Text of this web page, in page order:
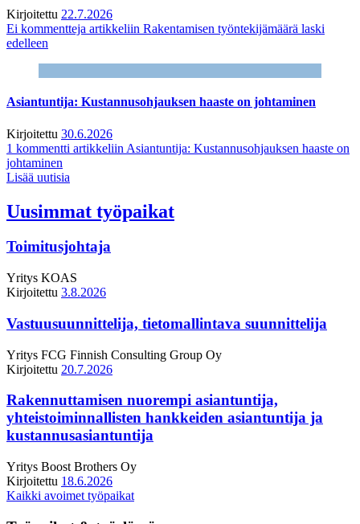
Kirjoitettu 22.7.2026
Ei kommentteja artikkeliin Rakentamisen työntekijämäärä laski
edelleen
Asiantuntija: Kustannusohjauksen haaste on johtaminen
Kirjoitettu 30.6.2026
1 kommentti artikkeliin Asiantuntija: Kustannusohjauksen haaste on
johtaminen
Lisää uutisia
Uusimmat työpaikat
Toimitusjohtaja
Yritys KOAS
Kirjoitettu 3.8.2026
Vastuusuunnittelija, tietomallintava suunnittelija
Yritys FCG Finnish Consulting Group Oy
Kirjoitettu 20.7.2026
Rakennuttamisen nuorempi asiantuntija,
yhteistoiminnallisten hankkeiden asiantuntija ja
kustannusasiantuntija
Yritys Boost Brothers Oy
Kirjoitettu 18.6.2026
Kaikki avoimet työpaikat